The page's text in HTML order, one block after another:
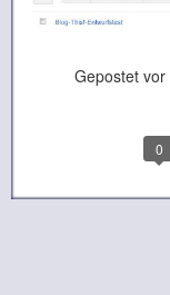
Gepostet vor
0